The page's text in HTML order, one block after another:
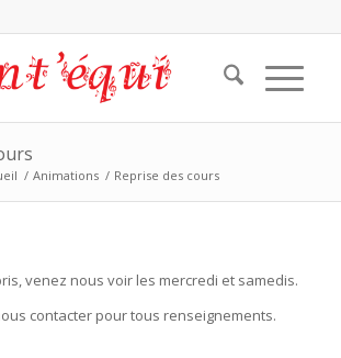
/ Animations / Reprise des cours
venez nous voir les mercredi et samedis.
contacter pour tous renseignements.